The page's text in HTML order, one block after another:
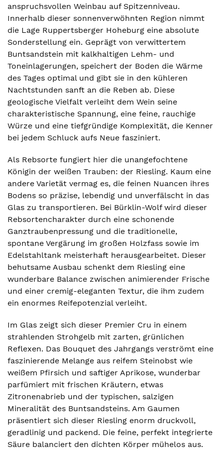
anspruchsvollen Weinbau auf Spitzenniveau.
Innerhalb dieser sonnenverwöhnten Region nimmt
die Lage Ruppertsberger Hoheburg eine absolute
Sonderstellung ein. Geprägt von verwittertem
Buntsandstein mit kalkhaltigen Lehm- und
Toneinlagerungen, speichert der Boden die Wärme
des Tages optimal und gibt sie in den kühleren
Nachtstunden sanft an die Reben ab. Diese
geologische Vielfalt verleiht dem Wein seine
charakteristische Spannung, eine feine, rauchige
Würze und eine tiefgründige Komplexität, die Kenner
bei jedem Schluck aufs Neue fasziniert.
Als Rebsorte fungiert hier die unangefochtene
Königin der weißen Trauben: der Riesling. Kaum eine
andere Varietät vermag es, die feinen Nuancen ihres
Bodens so präzise, lebendig und unverfälscht in das
Glas zu transportieren. Bei Bürklin-Wolf wird dieser
Rebsortencharakter durch eine schonende
Ganztraubenpressung und die traditionelle,
spontane Vergärung im großen Holzfass sowie im
Edelstahltank meisterhaft herausgearbeitet. Dieser
behutsame Ausbau schenkt dem Riesling eine
wunderbare Balance zwischen animierender Frische
und einer cremig-eleganten Textur, die ihm zudem
ein enormes Reifepotenzial verleiht.
Im Glas zeigt sich dieser Premier Cru in einem
strahlenden Strohgelb mit zarten, grünlichen
Reflexen. Das Bouquet des Jahrgangs verströmt eine
faszinierende Melange aus reifem Steinobst wie
weißem Pfirsich und saftiger Aprikose, wunderbar
parfümiert mit frischen Kräutern, etwas
Zitronenabrieb und der typischen, salzigen
Mineralität des Buntsandsteins. Am Gaumen
präsentiert sich dieser Riesling enorm druckvoll,
geradlinig und packend. Die feine, perfekt integrierte
Säure balanciert den dichten Körper mühelos aus.